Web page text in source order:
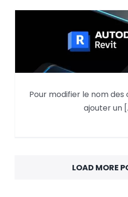
Revit : Export
préfixe aux
Pour modifier le nom des
ajouter un
LOAD MORE